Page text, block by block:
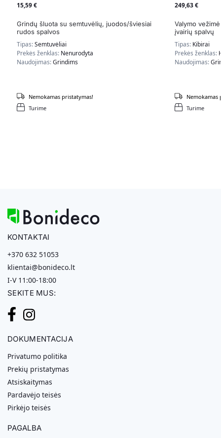
15,59€
Grindų šluota su semtuvėlių, juodos/šviesiai
rudos spalvos
Tipas:Semtuvėliai
Prekės ženklas: Nenurodyta
Naudojimas:Grindims
Turime
Nemokamas pristatymas!
249,63€
Valymo
įvairių spalvų
Tipas: Kibirai
Prekės ženklas:
Naudojimas:
Turime
Nemokamas
KONTAKTAI
+370 632 51053
klientai@bonideco.lt
I-V 11:00-18:00
SEKITE MUS:
DOKUMENTACIJA
Privatumo politika
Prekių pristatymas
Atsiskaitymas
Pardavėjo teisės
Pirkėjo teisės
PAGALBA